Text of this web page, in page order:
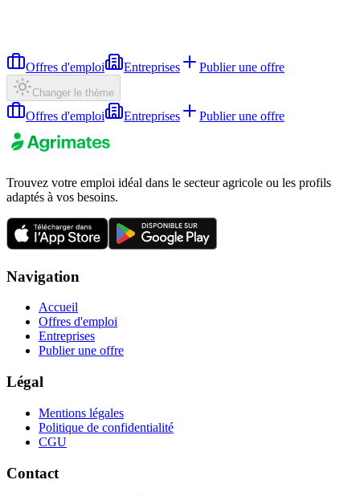
Offres d'emploi Entreprises Publier une offre
Changer le thème
Offres d'emploi Entreprises Publier une offre
Trouvez votre emploi idéal dans le secteur agricole ou les profils
adaptés à vos besoins.
Navigation
Accueil
Offres d'emploi
Entreprises
Publier une offre
Légal
Mentions légales
Politique de confidentialité
CGU
Contact